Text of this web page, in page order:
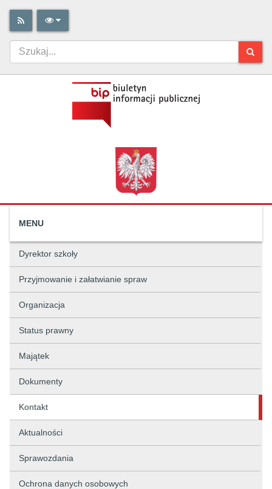
MENU
Dyrektor szkoły
Przyjmowanie i załatwianie spraw
Organizacja
Status prawny
Majątek
Dokumenty
Kontakt
Aktualności
Sprawozdania
Ochrona danych osobowych